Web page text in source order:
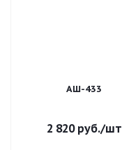
АШ-433
2 820руб./шт